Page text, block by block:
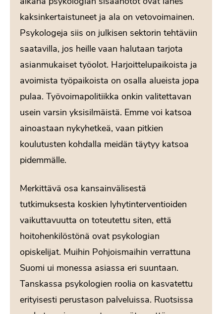
kaksinkertaistuneet ja ala on vetovoimainen.
Psykologeja siis on julkisen sektorin tehtäviin
saatavilla, jos heille vaan halutaan tarjota
asianmukaiset työolot. Harjoittelupaikoista ja
avoimista työpaikoista on osalla alueista jopa
pulaa. Työvoimapolitiikka onkin valitettavan
usein varsin yksisilmäistä. Emme voi katsoa
ainoastaan nykyhetkeä, vaan pitkien
koulutusten kohdalla meidän täytyy katsoa
pidemmälle.
Merkittävä osa kansainvälisestä
tutkimuksesta koskien lyhytinterventioiden
vaikuttavuutta on toteutettu siten, että
hoitohenkilöstönä ovat psykologian
opiskelijat. Muihin Pohjoismaihin verrattuna
Suomi ui monessa asiassa eri suuntaan.
Tanskassa psykologien roolia on kasvatettu
erityisesti perustason palveluissa. Ruotsissa